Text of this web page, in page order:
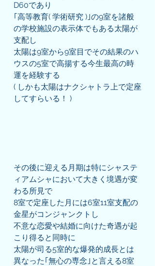
D60であり
｢高等教育( 学術研究 )｣の9室を諸般
の学校施設の表示体でもある太陽が
支配し
太陽は9室から9室目でその結果のハ
ウスの5室で高揚する今生最高の時
運を経験する
( しかも太陽はナクシャトラ上で定座
してすらいる！ )
その後に迎える月期は特にシャステ
ィアムシャにおいて大きく境遇が変
わる所見で
8室で定座した月には6室11室支配の
金星がコンジャンクトし
不意な恋愛や結婚に向けた奇遇が起
こり得ると同時に
太陽が司る5室的な爆発的成長とは
異なった｢無心の専念｣と言える8室